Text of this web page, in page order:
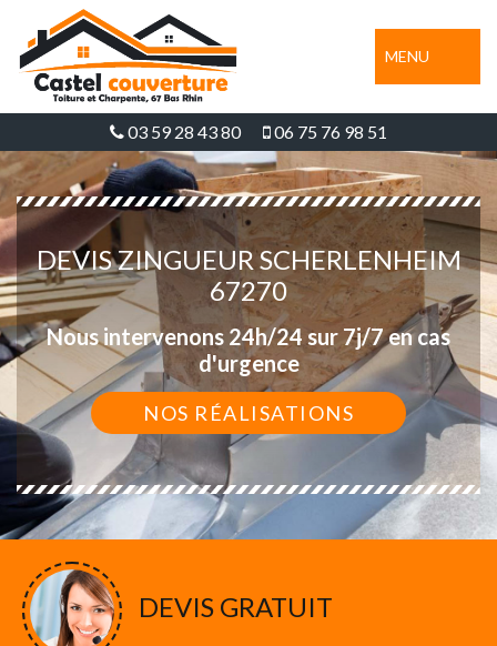
MENU
03 59 28 43 80 06 75 76 98 51
DEVIS ZINGUEUR SCHERLENHEIM
67270
Nous intervenons 24h/24 sur 7j/7 en cas
d'urgence
NOS RÉALISATIONS
DEVIS GRATUIT